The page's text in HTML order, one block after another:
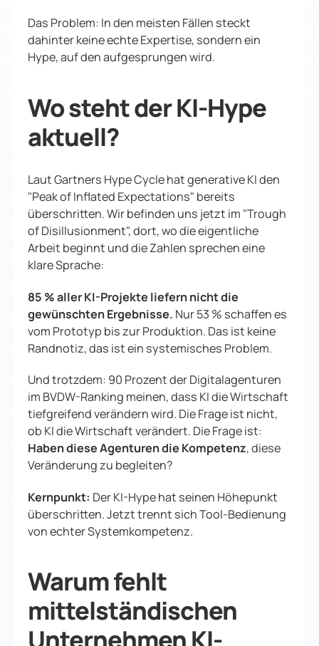
Das Problem: In den meisten Fällen steckt
dahinter keine echte Expertise, sondern ein
Hype, auf den aufgesprungen wird.
Wo steht der KI-Hype
aktuell?
Laut Gartners Hype Cycle hat generative KI den
"Peak of Inflated Expectations" bereits
überschritten. Wir befinden uns jetzt im "Trough
of Disillusionment", dort, wo die eigentliche
Arbeit beginnt und die Zahlen sprechen eine
klare Sprache:
85 % aller KI-Projekte liefern nicht die
gewünschten Ergebnisse. Nur 53 % schaffen es
vom Prototyp bis zur Produktion. Das ist keine
Randnotiz, das ist ein systemisches Problem.
Und trotzdem: 90 Prozent der Digitalagenturen
im BVDW-Ranking meinen, dass KI die Wirtschaft
tiefgreifend verändern wird. Die Frage ist nicht,
ob KI die Wirtschaft verändert. Die Frage ist:
Haben diese Agenturen die Kompetenz, diese
Veränderung zu begleiten?
Kernpunkt: Der KI-Hype hat seinen Höhepunkt
überschritten. Jetzt trennt sich Tool-Bedienung
von echter Systemkompetenz.
Warum fehlt
mittelständischen
Unternehmen KI-